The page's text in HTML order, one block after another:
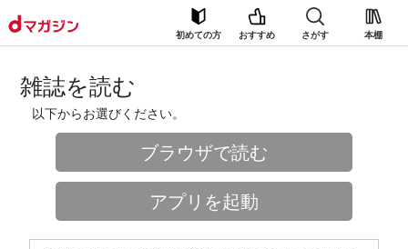
初めての方 おすすめ さがす 本棚
雑誌を読む
以下からお選びください。
ブラウザで読む
アプリを起動